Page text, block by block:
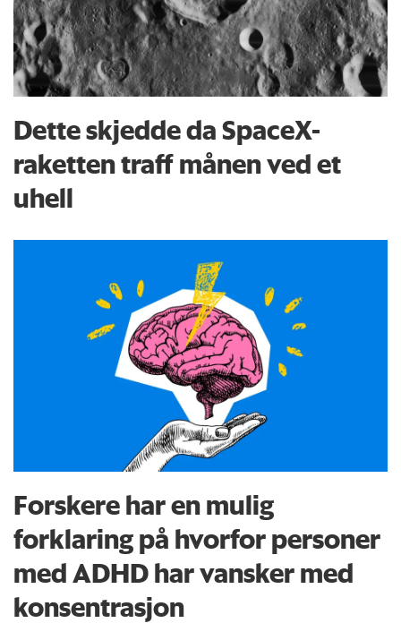
Dette skjedde da SpaceX-
raketten traff månen ved et
uhell
Forskere har en mulig
forklaring på hvorfor personer
med ADHD har vansker med
konsentrasjon